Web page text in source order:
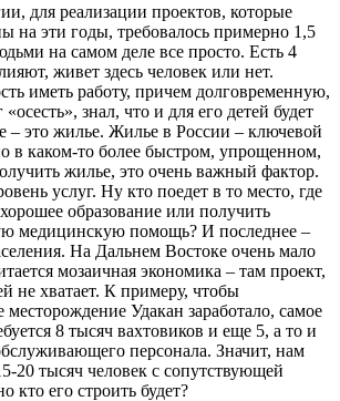
для реализации проектов, которые
на эти годы, требовалось примерно 1,5
на самом деле все просто. Есть 4
живет здесь человек или нет.
иметь работу, причем долговременную,
знал, что и для его детей будет
– это жилье. Жилье в России – ключевой
в каком-то более быстром, упрощенном,
жилье, это очень важный фактор.
услуг. Ну кто поедет в то место, где
образование или получить
медицинскую помощь? И последнее –
На Дальнем Востоке очень мало
мозаичная экономика – там проект,
не хватает. К примеру, чтобы
Удакан заработало, самое
8 тысяч вахтовиков и еще 5, а то и
персонала. Значит, нам
20 тысяч человек с сопутствующей
кто его строить будет?